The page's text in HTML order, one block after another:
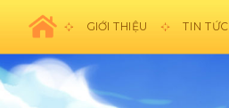
GIỚI THIỆU TIN TỨC